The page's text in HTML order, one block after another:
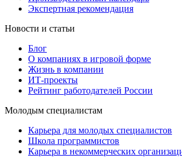
Экспертная рекомендация
Новости и статьи
Блог
О компаниях в игровой форме
Жизнь в компании
ИТ-проекты
Рейтинг работодателей России
Молодым специалистам
Карьера для молодых специалистов
Школа программистов
Карьера в некоммерческих